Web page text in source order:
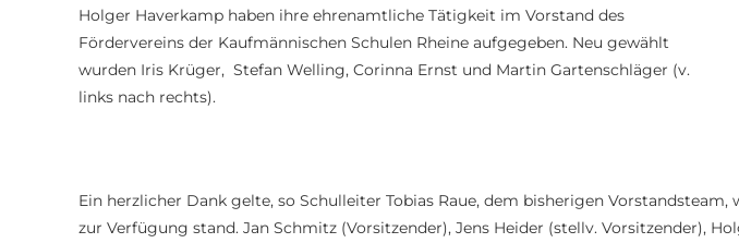
Holger Haverkamp haben ihre ehrenamtliche Tätigkeit im Vorstand des
Fördervereins der Kaufmännischen Schulen Rheine aufgegeben. Neu gewählt
wurden Iris Krüger, Stefan Welling, Corinna Ernst und Martin Gartenschläger (v.
links nach rechts).
Ein herzlicher Dank gelte, so Schulleiter Tobias Raue, dem bisherigen
zur Verfügung stand. Jan Schmitz (Vorsitzender), Jens Heider (stellv. Vorsitzender),